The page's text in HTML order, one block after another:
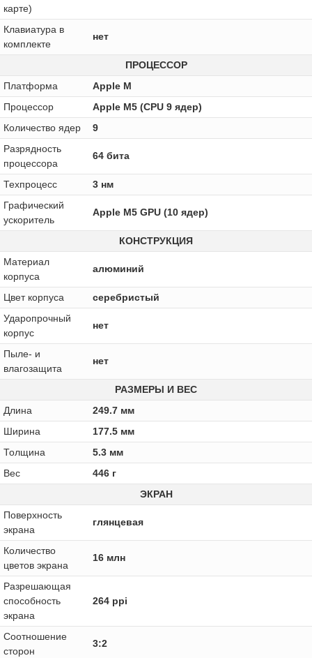
карте)
Клавиатура в
комплекте
нет
ПРОЦЕССОР
Платформа
Apple M
Процессор
Apple M5 (CPU 9 ядер)
Количество ядер
9
Разрядность
процессора
64 бита
Техпроцесс
3 нм
Графический
ускоритель
Apple M5 GPU (10 ядер)
КОНСТРУКЦИЯ
Материал
корпуса
алюминий
Цвет корпуса
серебристый
Ударопрочный
корпус
нет
Пыле- и
влагозащита
нет
РАЗМЕРЫ И ВЕС
Длина
249.7 мм
Ширина
177.5 мм
Толщина
5.3 мм
Вес
446 г
ЭКРАН
Поверхность
экрана
глянцевая
Количество
цветов экрана
16 млн
Разрешающая
способность
экрана
264 ppi
Соотношение
сторон
3:2